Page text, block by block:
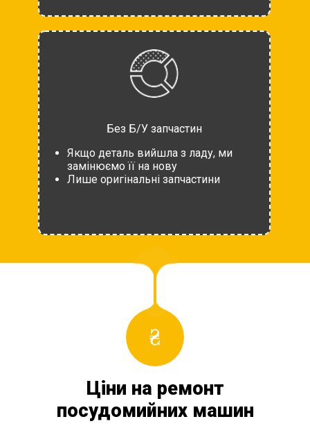
Без Б/У запчастин
Якщо деталь вийшла з ладу, ми
замінюємо її на нову
Лише оригінальні запчастини
Ціни на ремонт
посудомийних машин